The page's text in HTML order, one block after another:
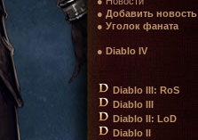
● Добавить новость
● Уголок фаната
● Diablo IV
Diablo III: RoS
Diablo III
Diablo II: LoD
Diablo II